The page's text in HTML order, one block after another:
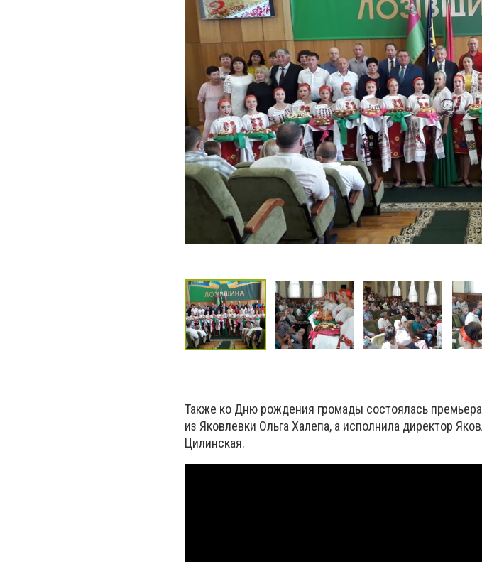
Также ко Дню рождения громады состоялась
из Яковлевки Ольга Халепа, а исполнила директор
Цилинская.